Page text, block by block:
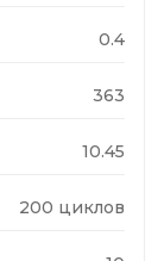
0.4
363
10.45
200 циклов